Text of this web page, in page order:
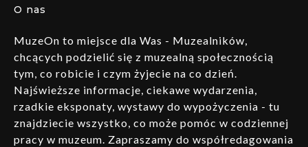
O nas
MuzeOn to miejsce dla Was - Muzealników,
chcących podzielić się z muzealną społecznością
tym, co robicie i czym żyjecie na co dzień.
Najświeższe informacje, ciekawe wydarzenia,
rzadkie eksponaty, wystawy do wypożyczenia - tu
znajdziecie wszystko, co może pomóc w codziennej
pracy w muzeum. Zapraszamy do współredagowania